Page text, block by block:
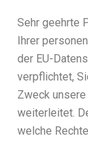
Sehr geehrte
Ihrer
der EU-
verpflichtet,
Zweck
weiterleitet.
welche